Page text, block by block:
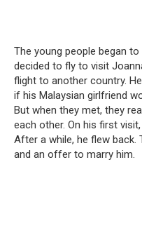
The young people began
decided to fly to visit
flight to another country.
if his Malaysian girlfriend
But when they met, they
each other. On his first
After a while, he flew back.
and an offer to marry him.